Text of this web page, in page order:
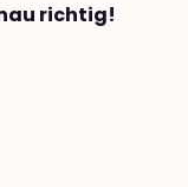
richtig!